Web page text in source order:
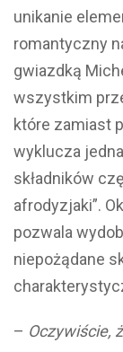
unikanie
romantyczny
gwiazdką
wszystkim
które zamiast
wyklucza
składników
afrodyzjaki”.
pozwala
niepożądane
– Oczywiście,